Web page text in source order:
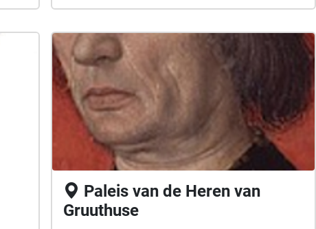
Paleis van de Heren van
Gruuthuse